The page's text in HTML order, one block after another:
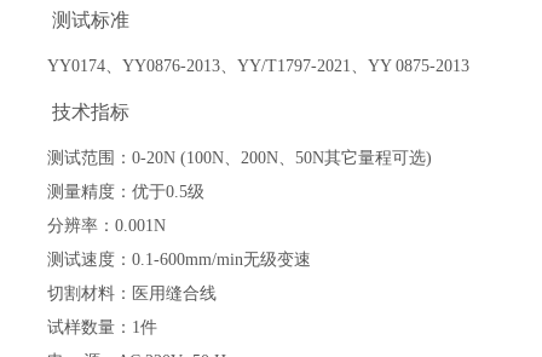
测试标准
YY0174、YY0876-2013、YY/T1797-2021、YY 0875-2013
技术指标
测试范围：0-20N (100N、200N、50N其它量程可选)
测量精度：优于0.5级
分辨率：0.001N
测试速度：0.1-600mm/min无级变速
切割材料：医用缝合线
试样数量： 1件